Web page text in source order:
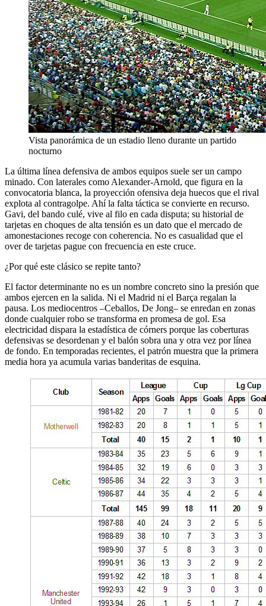
Vista panorámica de un estadio lleno durante un partido
nocturno
La última línea defensiva de ambos equipos suele ser un campo
minado. Con laterales como Alexander-Arnold, que figura en la
convocatoria blanca, la proyección ofensiva deja huecos que el rival
explota al contragolpe. Ahí la falta táctica se convierte en recurso.
Gavi, del bando culé, vive al filo en cada disputa; su historial de
tarjetas en choques de alta tensión es un dato que el mercado de
amonestaciones recoge con coherencia. No es casualidad que el
over de tarjetas pague con frecuencia en este cruce.
¿Por qué este clásico se repite tanto?
El factor determinante no es un nombre concreto sino la presión que
ambos ejercen en la salida. Ni el Madrid ni el Barça regalan la
pausa. Los mediocentros –Ceballos, De Jong– se enredan en zonas
donde cualquier robo se transforma en promesa de gol. Esa
electricidad dispara la estadística de córners porque las coberturas
defensivas se desordenan y el balón sobra una y otra vez por línea
de fondo. En temporadas recientes, el patrón muestra que la primera
media hora ya acumula varias banderitas de esquina.